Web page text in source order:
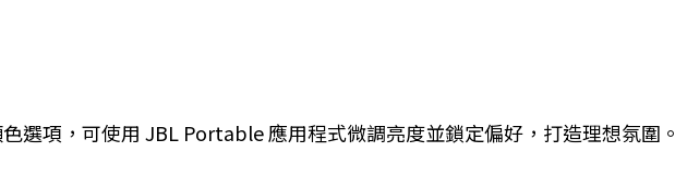
選項，可使用 JBL Portable 應用程式微調亮度並鎖定偏好，打造理想氛圍。